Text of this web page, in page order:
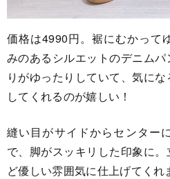
価格は4990円。裾にむかって
みのあるシルエットのデニム
りがゆったりしていて、気に
してくれるのが嬉しい！
縫い目がサイドからセンター
で、脚がスッキリした印象に
ど優しい雰囲気に仕上げてくれ